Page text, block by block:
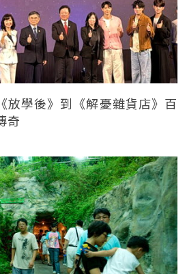
放學後》到《解憂雜貨店》百
奇